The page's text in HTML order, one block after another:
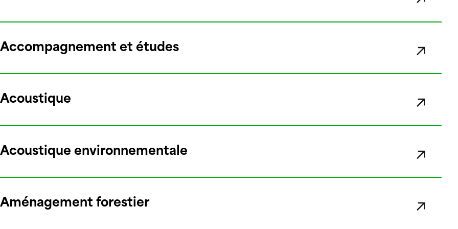
Accompagnement et études
Acoustique
Acoustique environnementale
Aménagement forestier